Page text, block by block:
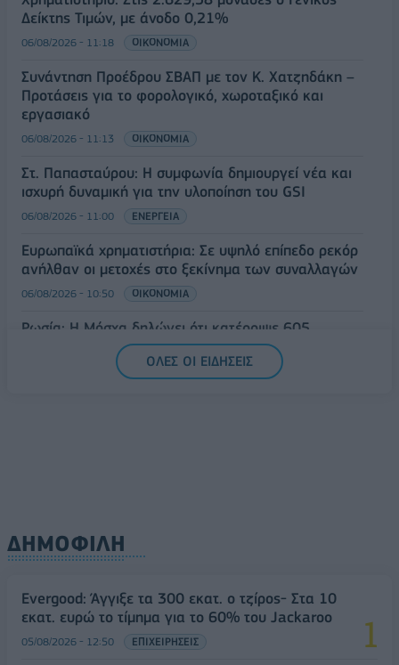
Δείκτης Τιμών, με άνοδο 0,21%
06/08/2026 - 11:18 ΟΙΚΟΝΟΜΙΑ
Συνάντηση Προέδρου ΣΒΑΠ με τον Κ. Χατζηδάκη –
Προτάσεις για το φορολογικό, χωροταξικό και
εργασιακό
06/08/2026 - 11:13 ΟΙΚΟΝΟΜΙΑ
Στ. Παπασταύρου: Η συμφωνία δημιουργεί νέα και
ισχυρή δυναμική για την υλοποίηση του GSI
06/08/2026 - 11:00 ΕΝΕΡΓΕΙΑ
Ευρωπαϊκά χρηματιστήρια: Σε υψηλό επίπεδο ρεκόρ
ανήλθαν οι μετοχές στο ξεκίνημα των συναλλαγών
06/08/2026 - 10:50 ΟΙΚΟΝΟΜΙΑ
Ρωσία: Η Μόσχα δηλώνει ότι κατέρριψε 605
ουκρανικά drones τη νύχτα - Ελαφρές ζημιές σε
αποθήκη της WildberriesΟΛΕΣ ΟΙ ΕΙΔΗΣΕΙΣ
ΔΗΜΟΦΙΛΗ
Evergood: Άγγιξε τα 300 εκατ. ο τζίρος- Στα 10
εκατ. ευρώ το τίμημα για το 60% του Jackaroo
05/08/2026 - 12:50 ΕΠΙΧΕΙΡΗΣΕΙΣ